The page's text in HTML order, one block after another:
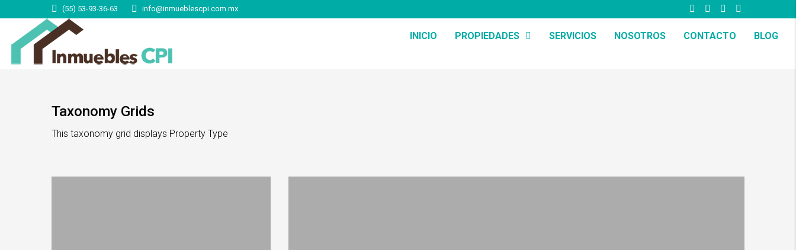
(55) 53-93-36-63 info@inmueblescpi.com.mx
INICIO PROPIEDADES SERVICIOS NOSOTROS CONTACTO BLOG
Taxonomy Grids
This taxonomy grid displays Property Type